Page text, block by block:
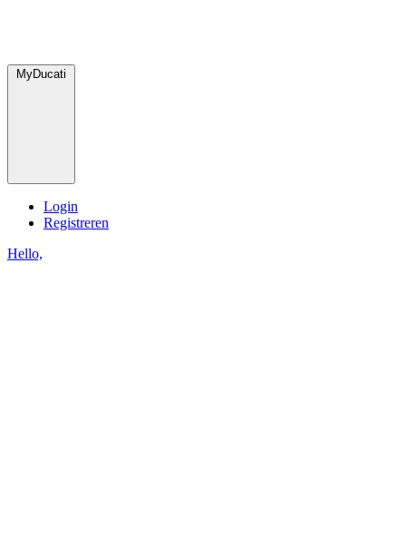
MyDucati
Login
Registreren
Hello,